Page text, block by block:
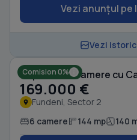
Vezi anunțul pe
Vezi
Comision 0%
Duplex cu 6 camere cu
169.000 €
Fundeni, Sector 2
6 camere 144 mp 140